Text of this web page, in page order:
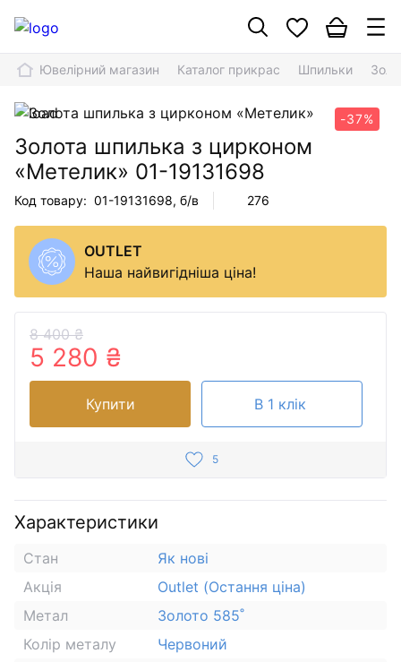
Ювелірний магазин Каталог прикрас Шпильки
-37%
Золота шпилька з цирконом
«Метелик» 01-19131698
Код товару: 01-19131698, б/в 276
OUTLET
Наша найвигідніша ціна!
8 400 ₴
5 280 ₴
Купити В 1 клік
5
Характеристики
Стан
Як нові
Акція
Outlet (Остання ціна)
Метал
Золото 585˚
Колір металу
Червоний